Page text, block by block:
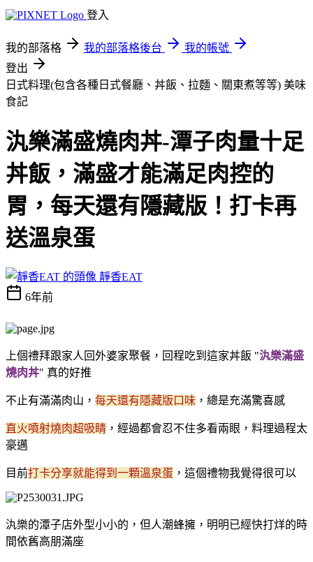
登入
我的部落格 我的部落格後台
我的帳號
登出
日式料理(包含各種日式餐廳、丼飯、拉麵、關東煮等等) 美味
食記
汍樂滿盛燒肉丼-潭子肉量十足
丼飯，滿盛才能滿足肉控的
胃，每天還有隱藏版！打卡再
送溫泉蛋
靜香EAT
6年前
上個禮拜跟家人回外婆家聚餐，回程吃到這家丼飯 "汍樂滿盛
燒肉丼" 真的好推
不止有滿滿肉山， 每天還有隱藏版口味 ，總是充滿驚喜感
直火噴射燒肉超吸睛 ，經過都會忍不住多看兩眼，料理過程太
豪邁
目前打卡分享就能得到一顆溫泉蛋 ，這個禮物我覺得很可以
汍樂的潭子店外型小小的，但人潮蜂擁，明明已經快打烊的時
間依舊高朋滿座